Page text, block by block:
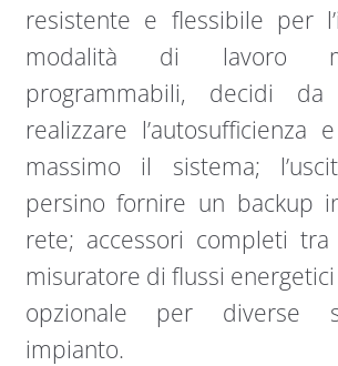
resistente e flessibile per
modalità di lavoro
programmabili, decidi
realizzare l’autosufficienza
massimo il sistema;
persino fornire un backup
rete; accessori completi
misuratore di flussi
opzionale per diverse
impianto.